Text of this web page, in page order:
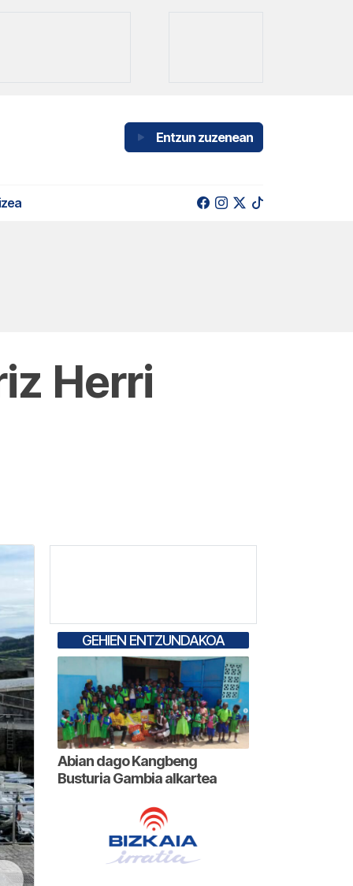
Entzun zuzenean
Herri
GEHIEN ENTZUNDAKOA
Abian dago Kangbeng
Busturia Gambia alkartea